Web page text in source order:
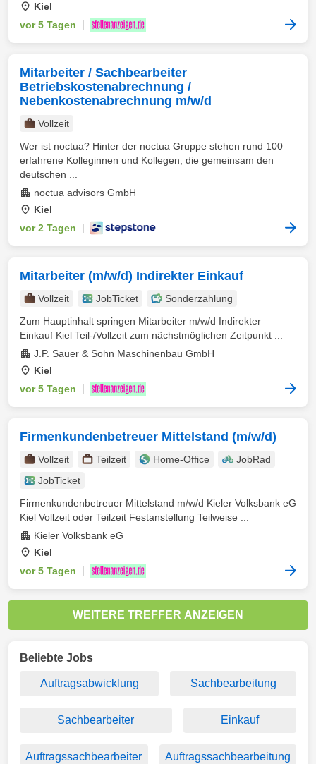
Kiel
vor 5 Tagen
Mitarbeiter / Sachbearbeiter
Betriebskostenabrechnung /
Nebenkostenabrechnung m/w/d
Vollzeit
Wer ist noctua? Hinter der noctua Gruppe stehen rund 100
erfahrene Kolleginnen und Kollegen, die gemeinsam den
deutschen ...
noctua advisors GmbH
Kiel
vor 2 Tagen
Mitarbeiter (m/w/d) Indirekter Einkauf
Vollzeit JobTicket
Sonderzahlung
Zum Hauptinhalt springen Mitarbeiter m/w/d Indirekter
Einkauf Kiel Teil-/Vollzeit zum nächstmöglichen Zeitpunkt ...
J.P. Sauer & Sohn Maschinenbau GmbH
Kiel
vor 5 Tagen
Firmenkundenbetreuer Mittelstand (m/w/d)
Vollzeit Teilzeit Home-Office
JobRad
JobTicket
Firmenkundenbetreuer Mittelstand m/w/d Kieler Volksbank eG
Kiel Vollzeit oder Teilzeit Festanstellung Teilweise ...
Kieler Volksbank eG
Kiel
vor 5 Tagen
WEITERE TREFFER ANZEIGEN
Beliebte Jobs
Auftragsabwicklung Sachbearbeitung
Sachbearbeiter Einkauf
Auftragssachbearbeiter Auftragssachbearbeitung